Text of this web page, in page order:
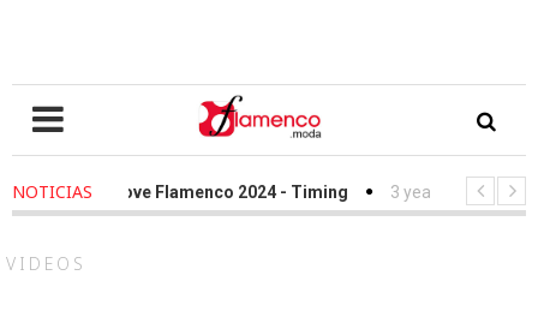
NOTICIAS
ago - We Love Flamenco 2024 - Timing 3 years ago
Simof
VIDEOS